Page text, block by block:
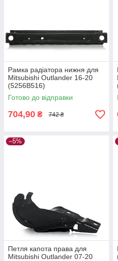
Рамка радіатора нижня для
Mitsubishi Outlander 16-20
(5256B516)
Готово до відправки
704,90 ₴ 742 ₴
–5%
Петля капота права для
Mitsubishi Outlander 07-20